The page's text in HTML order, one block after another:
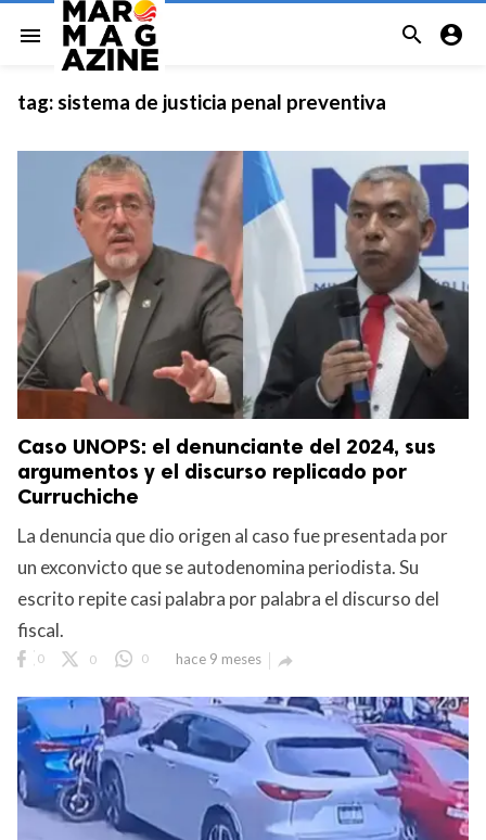
menu  
Bi
los derechos.
tag:sistema de justicia penal preventiva
Caso UNOPS: el denunciante del 2024, sus
argumentos y el discurso replicado por
Curruchiche
La denuncia que dio origen al caso fue presentada por
un exconvicto que se autodenomina periodista. Su
escrito repite casi palabra por palabra el discurso del
fiscal.
0 0 0 hace 9 meses 